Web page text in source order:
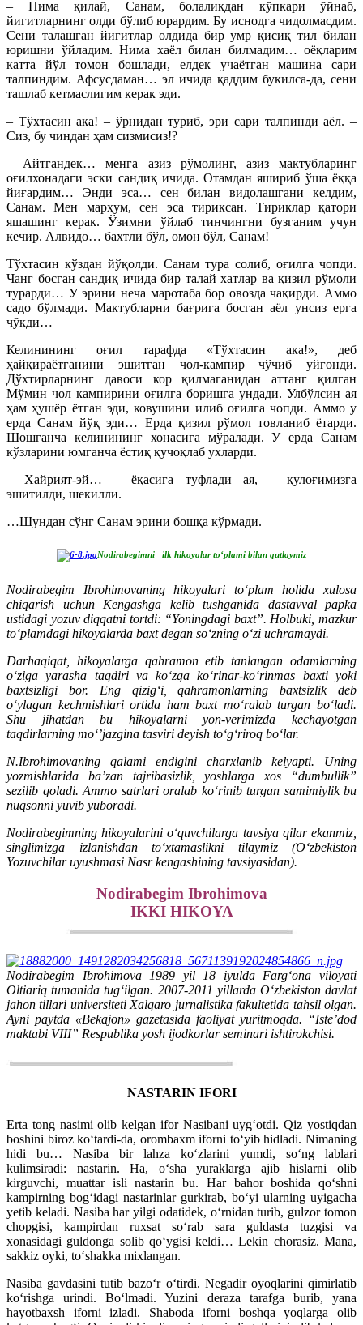
– Нима қилай, Санам, болаликдан кўпкари ўйнаб,
йигитларнинг олди бўлиб юрардим. Бу иснодга чидолмасдим.
Сени талашган йигитлар олдида бир умр қисиқ тил билан
юришни ўйладим. Нима хаёл билан билмадим… оёқларим
катта йўл томон бошлади, елдек учаётган машина сари
талпиндим. Афсусдаман… эл ичида қаддим букилса-да, сени
ташлаб кетмаслигим керак эди.
– Тўхтасин ака! – ўрнидан туриб, эри сари талпинди аёл. –
Сиз, бу чиндан ҳам сизмисиз!?
– Айтгандек… менга азиз рўмолинг, азиз мактубларинг
оғилхонадаги эски сандиқ ичида. Отамдан яшириб ўша ёққа
йиғардим… Энди эса… сен билан видолашгани келдим,
Санам. Мен марҳум, сен эса тириксан. Тириклар қатори
яшашинг керак. Ўзимни ўйлаб тинчингни бузганим учун
кечир. Алвидо… бахтли бўл, омон бўл, Санам!
Тўхтасин кўздан йўқолди. Санам тура солиб, оғилга чопди.
Чанг босган сандиқ ичида бир талай хатлар ва қизил рўмоли
турарди… У эрини неча маротаба бор овозда чақирди. Аммо
садо бўлмади. Мактубларни бағрига босган аёл унсиз ерга
чўкди…
Келинининг оғил тарафда «Тўхтасин ака!», деб
ҳайқираётганини эшитган чол-кампир чўчиб уйғонди.
Дўхтирларнинг давоси кор қилмаганидан аттанг қилган
Мўмин чол кампирини оғилга боришга ундади. Улбўлсин ая
ҳам ҳушёр ётган эди, ковушини илиб оғилга чопди. Аммо у
ерда Санам йўқ эди… Ерда қизил рўмол товланиб ётарди.
Шошганча келинининг хонасига мўралади. У ерда Санам
кўзларини юмганча ёстиқ қучоқлаб ухларди.
– Хайрият-эй… – ёқасига туфлади ая, – қулоғимизга
эшитилди, шекилли.
…Шундан сўнг Санам эрини бошқа кўрмади.
Nodirabegimni ilk hikoyalar to‘plami bilan qutlaymiz
Nodirabegim Ibrohimovaning hikoyalari to‘plam holida xulosa
chiqarish uchun Kengashga kelib tushganida dastavval papka
ustidagi yozuv diqqatni tortdi: “Yoningdagi baxt”. Holbuki, mazkur
to‘plamdagi hikoyalarda baxt degan so‘zning o‘zi uchramaydi.
Darhaqiqat, hikoyalarga qahramon etib tanlangan odamlarning
o‘ziga yarasha taqdiri va ko‘zga ko‘rinar-ko‘rinmas baxti yoki
baxtsizligi bor. Eng qizig‘i, qahramonlarning baxtsizlik deb
o‘ylagan kechmishlari ortida ham baxt mo‘ralab turgan bo‘ladi.
Shu jihatdan bu hikoyalarni yon-verimizda kechayotgan
taqdirlarning mo‘’jazgina tasviri deyish to‘g‘riroq bo‘lar.
N.Ibrohimovaning qalami endigini charxlanib kelyapti. Uning
yozmishlarida ba’zan tajribasizlik, yoshlarga xos “dumbullik”
sezilib qoladi. Ammo satrlari oralab ko‘rinib turgan samimiylik bu
nuqsonni yuvib yuboradi.
Nodirabegimning hikoyalarini o‘quvchilarga tavsiya qilar ekanmiz,
singlimizga izlanishdan to‘xtamaslikni tilaymiz (O‘zbekiston
Yozuvchilar uyushmasi Nasr kengashining tavsiyasidan).
Nodirabegim Ibrohimova
IKKI HIKOYA
Nodirabegim Ibrohimova 1989 yil 18 iyulda Farg‘ona viloyati
Oltiariq tumanida tug‘ilgan. 2007-2011 yillarda O‘zbekiston davlat
jahon tillari universiteti Xalqaro jurnalistika fakultetida tahsil olgan.
Ayni paytda «Bekajon» gazetasida faoliyat yuritmoqda. “Iste’dod
maktabi VIII” Respublika yosh ijodkorlar seminari ishtirokchisi.
NASTARIN IFORI
Erta tong nasimi olib kelgan ifor Nasibani uyg‘otdi. Qiz yostiqdan
boshini biroz ko‘tardi-da, orombaxm iforni to‘yib hidladi. Nimaning
hidi bu… Nasiba bir lahza ko‘zlarini yumdi, so‘ng lablari
kulimsiradi: nastarin. Ha, o‘sha yuraklarga ajib hislarni olib
kirguvchi, muattar isli nastarin bu. Har bahor boshida qo‘shni
kampirning bog‘idagi nastarinlar gurkirab, bo‘yi ularning uyigacha
yetib keladi. Nasiba har yilgi odatidek, o‘rnidan turib, gulzor tomon
chopgisi, kampirdan ruxsat so‘rab sara guldasta tuzgisi va
xonasidagi guldonga solib qo‘ygisi keldi… Lekin chorasiz. Mana,
sakkiz oyki, to‘shakka mixlangan.
Nasiba gavdasini tutib bazo‘r o‘tirdi. Negadir oyoqlarini qimirlatib
ko‘rishga urindi. Bo‘lmadi. Yuzini deraza tarafga burib, yana
hayotbaxsh iforni izladi. Shaboda iforni boshqa yoqlarga olib